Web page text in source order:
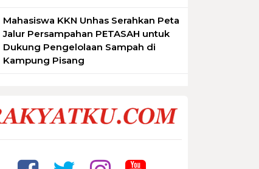
Mahasiswa KKN Unhas Serahkan Peta
Jalur Persampahan PETASAH untuk
Dukung Pengelolaan Sampah di
Kampung Pisang